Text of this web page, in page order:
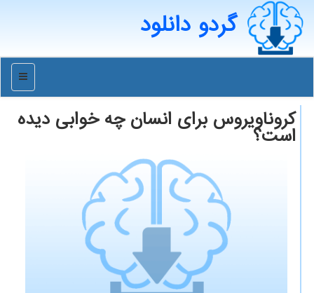
گردو دانلود
منو
کروناویروس برای انسان چه خوابی دیده
است؟